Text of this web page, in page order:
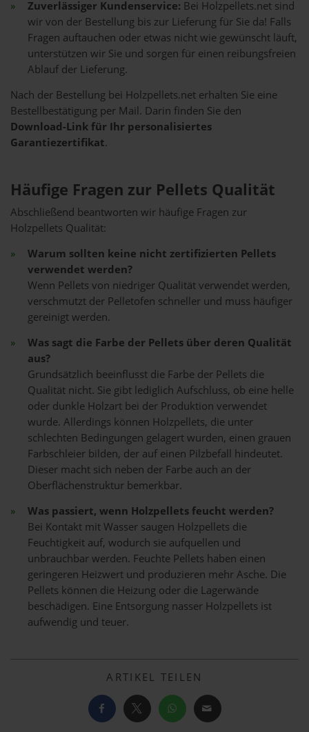
Zuverlässiger Kundenservice: Bei Holzpellets.net sind
wir von der Bestellung bis zur Lieferung für Sie da! Falls
Fragen auftauchen oder etwas nicht wie gewünscht läuft,
unterstützen wir Sie und sorgen für einen reibungsfreien
Ablauf der Lieferung.
Nach der Bestellung bei Holzpellets.net erhalten Sie eine
Bestellbestätigung per Mail. Darin finden Sie den
Download-Link für Ihr personalisiertes
Garantiezertifikat.
Häufige Fragen zur Pellets Qualität
Abschließend beantworten wir häufige Fragen zur
Holzpellets Qualität:
Warum sollten keine nicht zertifizierten Pellets
verwendet werden?
Wenn Pellets von niedriger Qualität verwendet werden,
verschmutzt der Pelletofen schneller und muss häufiger
gereinigt werden.
Was sagt die Farbe der Pellets über deren Qualität
aus?
Grundsätzlich beeinflusst die Farbe der Pellets die
Qualität nicht. Sie gibt lediglich Aufschluss, ob eine helle
oder dunkle Holzart bei der Produktion verwendet
wurde. Allerdings können Holzpellets, die unter
schlechten Bedingungen gelagert wurden, einen grauen
Farbschleier bilden, der auf einen Pilzbefall hindeutet.
Dieser macht sich neben der Farbe auch an der
Oberflächenstruktur bemerkbar.
Was passiert, wenn Holzpellets feucht werden?
Bei Kontakt mit Wasser saugen Holzpellets die
Feuchtigkeit auf, wodurch sie aufquellen und
unbrauchbar werden. Feuchte Pellets haben einen
geringeren Heizwert und produzieren mehr Asche. Die
Pellets können die Heizung oder die Lagerwände
beschädigen. Eine Entsorgung nasser Holzpellets ist
aufwendig und teuer.
ARTIKEL TEILEN